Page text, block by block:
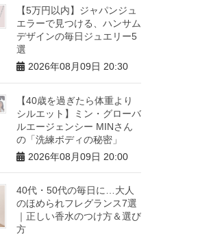
【5万円以内】ジャパンジュ
エラーで見つける、ハンサム
デザインの毎日ジュエリー5
選
2026年08月09日 20:30
【40歳を過ぎたら体重より
シルエット】ミン・グローバ
ルエージェンシー MINさん
の「洗練ボディの秘密」
2026年08月09日 20:00
40代・50代の毎日に…大人
のほめられフレグランス7選
｜正しい香水のつけ方＆選び
方